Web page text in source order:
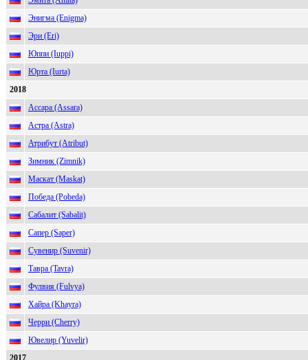
Энигма (Enigma)
Эри (Eri)
Юппи (Iuppi)
Юрта (Iurta)
2018
Ассара (Assara)
Астра (Astra)
Атрибут (Atribut)
Зимник (Zimnik)
Маскат (Maskat)
Победа (Pobeda)
Сабалит (Sabalit)
Сапер (Saper)
Сувенир (Suvenir)
Тавра (Tavra)
Фулвия (Fulvya)
Хайра (Khayra)
Черри (Cherry)
Ювелир (Yuvelir)
2017